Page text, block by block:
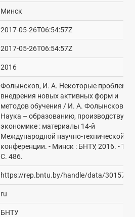
Минск
2017-05-26T06:54:57Z
2017-05-26T06:54:57Z
2016
Фолынсков, И. А. Некоторые проблемы
внедрения новых активных форм и
методов обучения / И. А. Фолынсков //
Наука – образованию, производству,
экономике : материалы 14-й
Международной научно-технической
конференции. - Минск : БНТУ, 2016. - Т.
С. 486.
https://rep.bntu.by/handle/data/30157
ru
БНТУ